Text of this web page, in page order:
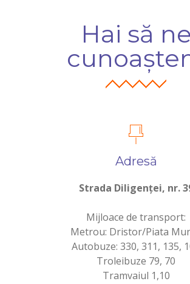
Hai să ne
Adresă
Strada Diligenței, nr.
Mijloace de transport:
Metrou: Dristor/Piata
Autobuze: 330, 311, 135,
Troleibuze 79, 70
Tramvaiul 1,10